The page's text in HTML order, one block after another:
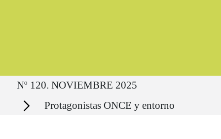
Ruta del sitio
Nº 120. NOVIEMBRE 2025
Secciones Protagonistas ONCE y entorno